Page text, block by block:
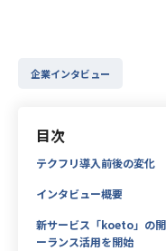
企業インタビュー
目次
テクフリ導入前後の変化
インタビュー概要
新サービス「koeto」の
ーランス活用を開始